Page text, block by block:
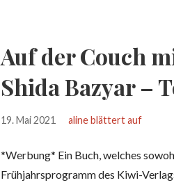
Auf der Couch
Shida Bazyar –
19. Mai 2021 aline blättert auf
*Werbung* Ein Buch, welches
Frühjahrsprogramm des Kiwi-